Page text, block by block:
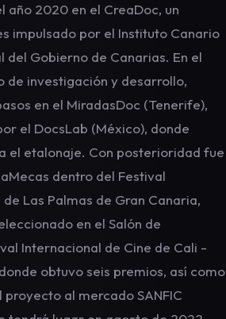
año 2020 en el CreaDoc, un
impulsado por el Instituto Canario
del Gobierno de Canarias. En el
de investigación y desarrollo,
en el MiradasDoc (Tenerife),
el DocsLab (México), donde
el etalonaje. Con posterioridad fue
dentro del Festival
Las Palmas de Gran Canaria,
en el Salón de
Internacional de Cine de Cali -
obtuvo seis premios, así como
al mercado SANFIC